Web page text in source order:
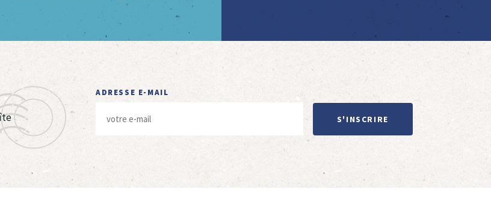
ADRESSE E-MAIL
S'INSCRIRE